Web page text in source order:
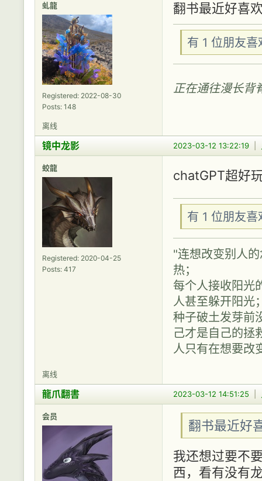
虬龍
Registered: 2022-08-30
Posts: 148
翻书最近好喜
有 1 位朋友
正在通往漫长背
离线
2023-03-12 13:22:19
镜中龙影
蛟龍
Registered: 2020-04-25
Posts: 417
chatGPT超好
有 1 位朋友
"连想改变别人
热；
每个人接收阳光
人甚至躲开阳光
种子破土发芽前
己才是自己的拯
人只有在想要改
离线
2023-03-12 14:51:25
龍爪翻書
会员
翻书最近好
我还想过要不
西，看有没有